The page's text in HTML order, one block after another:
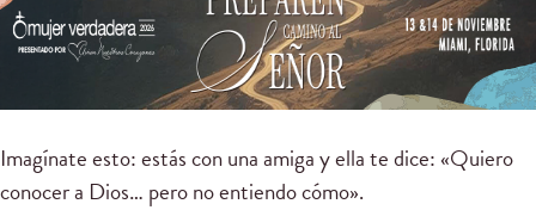
Imagínate esto: estás con una amiga y ella te dice: «Quiero
conocer a Dios… pero no entiendo cómo».